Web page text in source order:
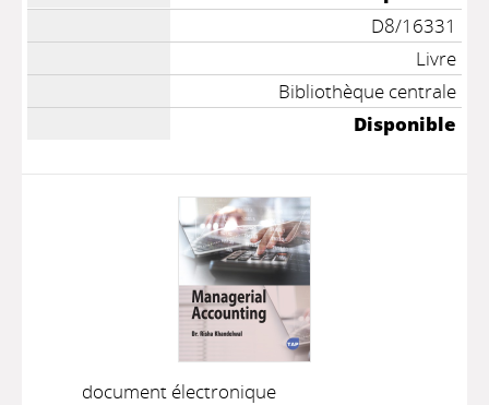
D8/16331
Livre
Bibliothèque centrale
Disponible
document électronique